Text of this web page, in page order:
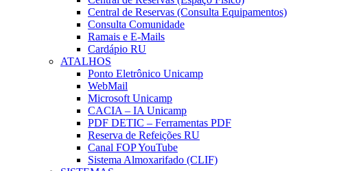
Central de Reservas (Consulta Equipamentos)
Consulta Comunidade
Ramais e E-Mails
Cardápio RU
ATALHOS
Ponto Eletrônico Unicamp
WebMail
Microsoft Unicamp
CACIA – IA Unicamp
PDF DETIC – Ferramentas PDF
Reserva de Refeições RU
Canal FOP YouTube
Sistema Almoxarifado (CLIF)